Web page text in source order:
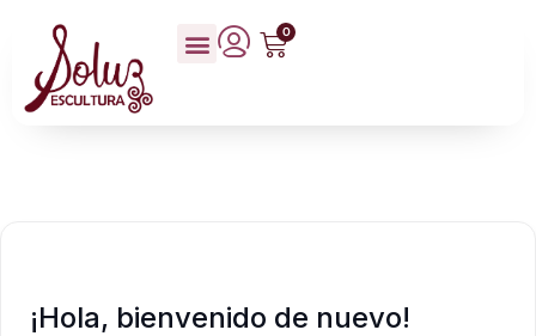
0
¡Hola, bienvenido de nuevo!